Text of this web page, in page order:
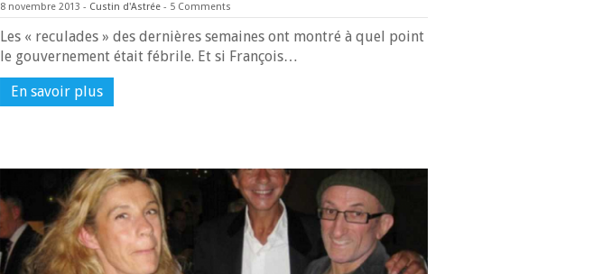
8 novembre 2013 - Custin d'Astrée - 5 Comments
Les « reculades » des dernières semaines ont montré à quel point
le gouvernement était fébrile. Et si François…
En savoir plus